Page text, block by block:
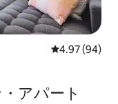
レビュー94
4.97 (94)
アパート